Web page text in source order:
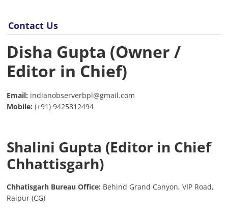
Contact Us
Disha Gupta (Owner /
Editor in Chief)
Email: indianobserverbpl@gmail.com
Mobile: (+91) 9425812494
Shalini Gupta (Editor in Chief
Chhattisgarh)
Chhatisgarh Bureau Office: Behind Grand Canyon, VIP Road,
Raipur (CG)